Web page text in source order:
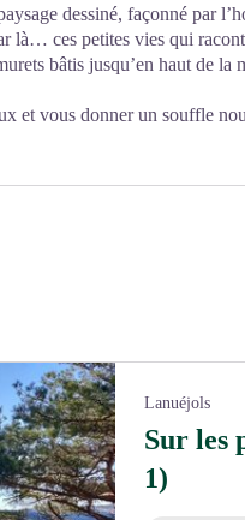
dessiné, façonné par
là… ces petites vies qui
bâtis jusqu’en haut de la
et vous donner un souffle
Lanuéjols
Sur les
1)